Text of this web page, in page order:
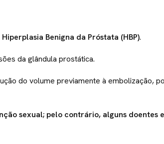
Hiperplasia Benigna da Próstata (HBP).
da glândula prostática.
do volume previamente à embolização,
sexual; pelo contrário, alguns doentes